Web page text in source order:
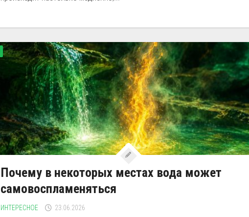
Почему в некоторых местах вода может
самовоспламеняться
ИНТЕРЕСНОЕ 23.06.2026